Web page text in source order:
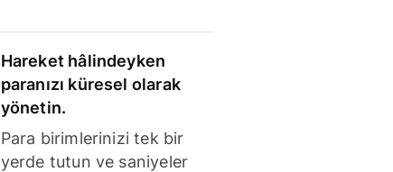
Hareket hâlindeyken
paranızı küresel olarak
yönetin.
Para birimlerinizi tek bir
yerde tutun ve saniyeler